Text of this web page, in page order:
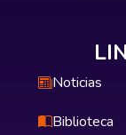
Noticias
Biblioteca